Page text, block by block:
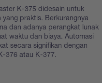
K-375 didesain untuk
praktis. Berkurangnya
dan adanya perangkat lunak
waktu dan biaya. Automasi
secara signifikan dengan
376 atau K-377.